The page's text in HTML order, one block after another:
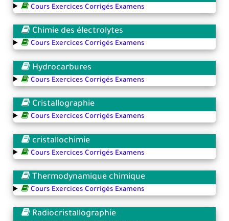
Cours Exercices Corrigés Examens
Chimie des électrolytes
Cours Exercices Corrigés Examens
Hydrocarbures
Cours Exercices Corrigés Examens
Cristallographie
Cours Exercices Corrigés Examens
cristallochimie
Cours Exercices Corrigés Examens
Thermodynamique chimique
Cours Exercices Corrigés Examens
Radiocristallographie